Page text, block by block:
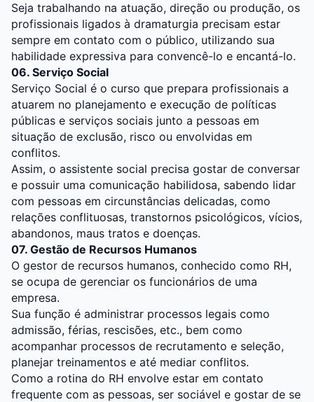
Seja trabalhando na atuação, direção ou produção, os
profissionais ligados à dramaturgia precisam estar
sempre em contato com o público, utilizando sua
habilidade expressiva para convencê-lo e encantá-lo.
06. Serviço Social
Serviço Social é o curso que prepara profissionais a
atuarem no planejamento e execução de políticas
públicas e serviços sociais junto a pessoas em
situação de exclusão, risco ou envolvidas em
conflitos.
Assim, o assistente social precisa gostar de conversar
e possuir uma comunicação habilidosa, sabendo lidar
com pessoas em circunstâncias delicadas, como
relações conflituosas, transtornos psicológicos, vícios,
abandonos, maus tratos e doenças.
07. Gestão de Recursos Humanos
O gestor de recursos humanos, conhecido como RH,
se ocupa de gerenciar os funcionários de uma
empresa.
Sua função é administrar processos legais como
admissão, férias, rescisões, etc., bem como
acompanhar processos de recrutamento e seleção,
planejar treinamentos e até mediar conflitos.
Como a rotina do RH envolve estar em contato
frequente com as pessoas, ser sociável e gostar de se